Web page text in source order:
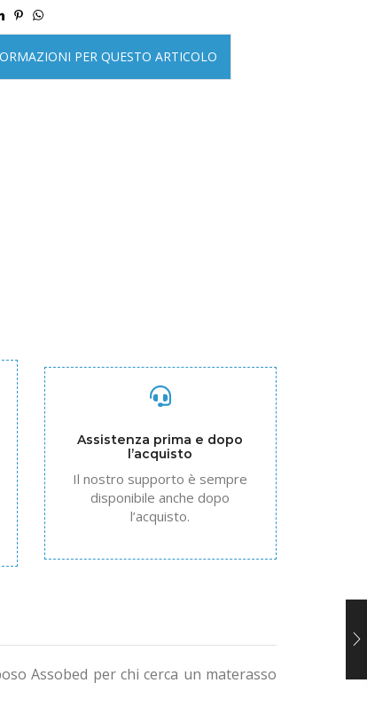
PER QUESTO ARTICOLO
Assistenza prima e dopo
l’acquisto
Il nostro supporto è sempre
disponibile anche dopo
l’acquisto.
Assobed per chi cerca un materasso